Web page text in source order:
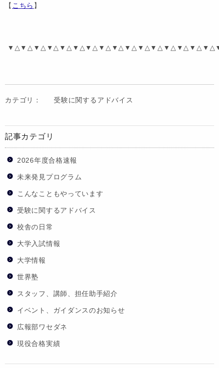
【 こちら 】
カテゴリ： 受験に関するアドバイス
記事カテゴリ
2026年度合格速報
未来発見プログラム
こんなこともやっています
受験に関するアドバイス
校舎の日常
大学入試情報
大学情報
世界塾
スタッフ、講師、担任助手紹介
イベント、ガイダンスのお知らせ
広報部ワセダネ
現役合格実績